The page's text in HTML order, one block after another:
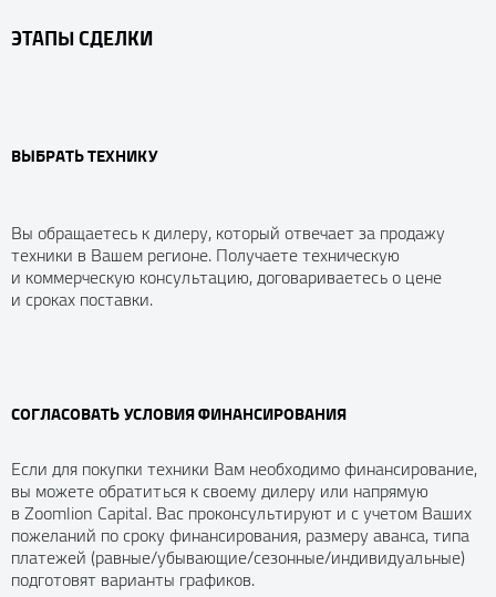
ЭТАПЫ СДЕЛКИ
ВЫБРАТЬ ТЕХНИКУ
Вы обращаетесь к дилеру, который отвечает за продажу
техники в Вашем регионе. Получаете техническую
и коммерческую консультацию, договариваетесь о цене
и сроках поставки.
СОГЛАСОВАТЬ УСЛОВИЯ ФИНАНСИРОВАНИЯ
Если для покупки техники Вам необходимо финансирование,
вы можете обратиться к своему дилеру или напрямую
в Zoomlion Capital. Вас проконсультируют и с учетом Ваших
пожеланий по сроку финансирования, размеру аванса, типа
платежей (равные/убывающие/сезонные/индивидуальные)
подготовят варианты графиков.